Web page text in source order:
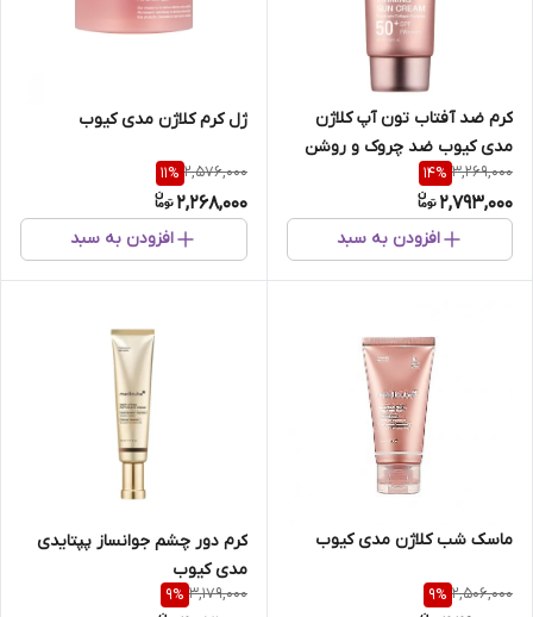
کرم ضد آفتاب تون آپ کلاژن
مدی کیوب ضد چروک و روشن
کننده پوست
3,269,000
14%
2,793,000
افزودن به سبد
ژل کرم کلاژن مدی کیوب
2,576,000
11%
2,268,000
افزودن به سبد
ماسک شب کلاژن مدی کیوب
2,506,000
9%
کرم دور چشم جوانساز پپتایدی
مدی کیوب
3,179,000
9%